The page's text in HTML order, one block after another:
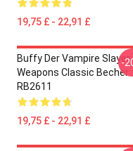
19,75 £ - 22,91 £
Buffy Der Vampire Slayer
Weapons Classic Becher
RB2611
19,75 £ - 22,91 £
-